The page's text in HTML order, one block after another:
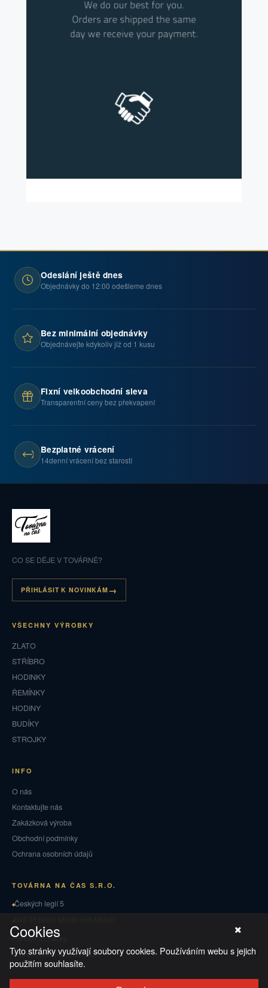
Odeslání ještě dnes
Objednávky do 12:00 odešleme dnes
Bez minimální objednávky
Objednávejte kdykoliv již od 1 kusu
Fixní velkoobchodní sleva
Transparentní ceny bez překvapení
Bezplatné vrácení
14denní vrácení bez starostí
CO SE DĚJE V TOVÁRNĚ?
PŘIHLÁSIT K NOVINKÁM
VŠECHNY VÝROBKY
ZLATO
STŘÍBRO
HODINKY
ŘEMÍNKY
HODINY
BUDÍKY
STROJKY
INFO
O nás
Kontaktujte nás
Zakázková výroba
Obchodní podmínky
Ochrana osobních údajů
TOVÁRNA NA ČAS S.R.O.
Českých legií 5
Puncovní značky
Vrácení zboží a reklamace
Cookies
Tyto stránky využívají soubory cookies. Používáním webu s jejich
použitím souhlasíte.